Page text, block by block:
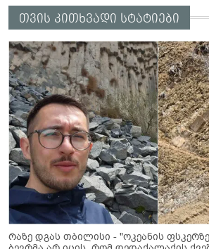
თვის კითხვადი სტატიები
რაზე დგას თბილისი - "ოკეანის